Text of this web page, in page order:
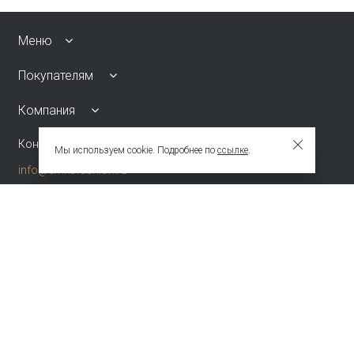
Меню
Покупателям
Компания
Контакты
info@emkafashion.ru
Мы используем cookie. Подробнее по ссылке